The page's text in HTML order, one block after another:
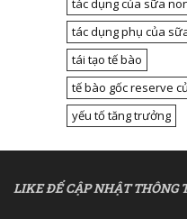
tác dụng của sữa
tác dụng phụ của
tái tạo tế bào
tế bào gốc reserve
yếu tố tăng trưởng
LIKE ĐỂ CẬP NHẬT THÔNG